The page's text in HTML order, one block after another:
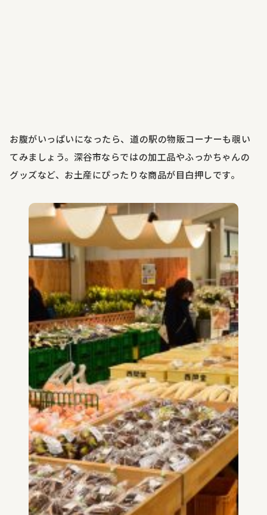
お腹がいっぱいになったら、道の駅の物販コーナーも覗い
てみましょう。深谷市ならではの加工品やふっかちゃんの
グッズなど、お土産にぴったりな商品が目白押しです。